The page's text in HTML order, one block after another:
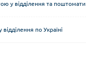
у відділення та поштомати
по Україні